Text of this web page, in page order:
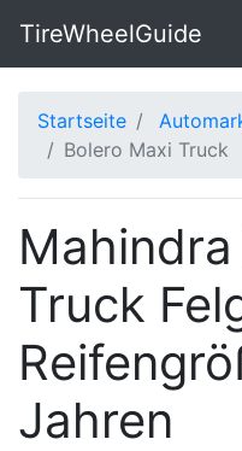
TireWheelGuide
Startseite
Bolero Maxi Truck
Truck
Jahren